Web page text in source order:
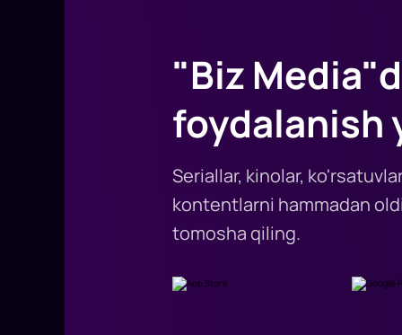
"Biz
foydalanish
Seriallar, kinolar,
kontentlarni hammadan
tomosha qiling.